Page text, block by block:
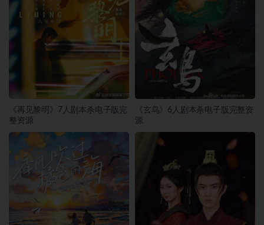
《再见黎明》7人剧本杀电子版完
整资源
《玄鸟》6人剧本杀电子版完整资
源